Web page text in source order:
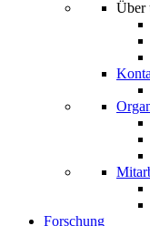
Über
Forschung